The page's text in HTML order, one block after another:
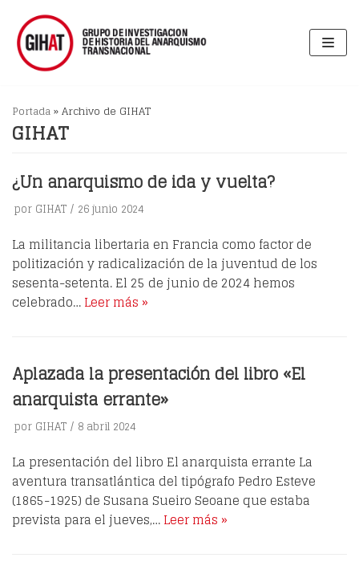
Saltar
al
Portada»Archivo de GIHAT
GIHAT
¿Un anarquismo de ida y vuelta?
por GIHAT 26 junio 2024
La militancia libertaria en Francia como factor de
politización y radicalización de la juventud de los
sesenta-setenta. El 25 de junio de 2024 hemos
celebrado…Leer más »
Aplazada la presentación del libro «El
anarquista errante»
por GIHAT 8 abril 2024
La presentación del libro El anarquista errante La
aventura transatlántica del tipógrafo Pedro Esteve
(1865-1925) de Susana Sueiro Seoane que estaba
prevista para el jueves,…Leer más »